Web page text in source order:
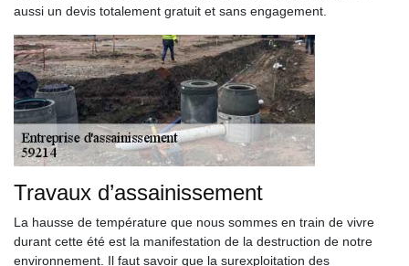
aussi un devis totalement gratuit et sans engagement.
Travaux d’assainissement
La hausse de température que nous sommes en train de vivre
durant cette été est la manifestation de la destruction de notre
environnement. Il faut savoir que la surexploitation des